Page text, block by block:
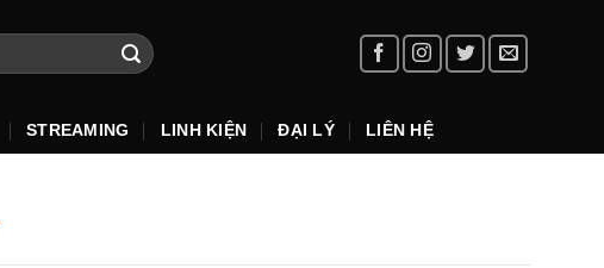
STREAMING LINH KIỆN ĐẠI LÝ LIÊN HỆ